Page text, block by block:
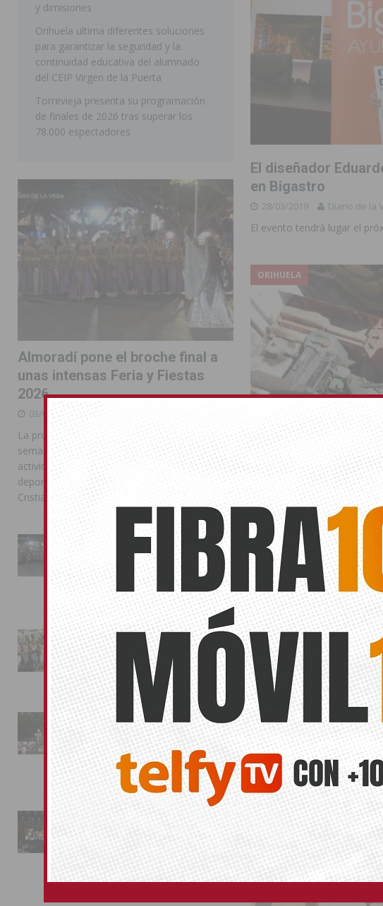
SAN MIGUEL DE SALINAS
[ 06/08/2026 ] La Escuela Municipal de Música de Los Montesinos
curso 2026-2027
MONTESINOS
El diseñador
en Bigastro
28/03/2019 Diario de la
El evento tendrá lugar el
ORIHUELA
Avances técnicos
09/07/2018 Silvia
Realizan una cata
en la que se busca la
GUARDAMAR
y dimisiones
Orihuela ultima diferentes soluciones
para garantizar la seguridad y la
continuidad educativa del alumnado
del CEIP Virgen de la Puerta
Torrevieja presenta su programación
de finales de 2026 tras superar los
78.000 espectadores
Almoradí pone el broche final a
unas intensas Feria y Fiestas
2026
03/08/2026
La programación reunió durante más de una
semana actos institucionales, conciertos,
actividades familiares, competiciones
deportivas y las celebraciones de Moros y
Cristianos
La Entrada Cristiana llena de
esplendor las calles de
Almoradí en una multitudinaria
jornada festera
02/08/2026
La magia de la Entrada Mora
conquista las calles de
Almoradí
01/08/2026
La fiesta se adueña de
Almoradí con la presentación
de los cargos festeros y la
toma del castillo
31/07/2026
Pilar de la Horadada
conmemora con emoción el
40º aniversario de su
independencia como municipio
31/07/2026